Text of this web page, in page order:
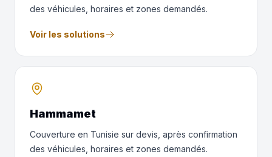
des véhicules, horaires et zones demandés.
Voir les solutions
Hammamet
Couverture en Tunisie sur devis, après confirmation
des véhicules, horaires et zones demandés.